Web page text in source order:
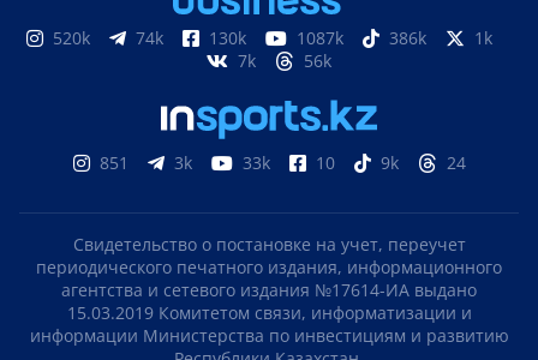
520k 74k 130k 1087k 386k
1k
7k
56k
851 3k 33k 10 9k 24
Свидетельство о постановке на учет, переучет
периодического печатного издания, информационного
агентства и сетевого издания №17614-ИА выдано
15.03.2019 Комитетом связи, информатизации и
информации Министерства по инвестициям и развитию